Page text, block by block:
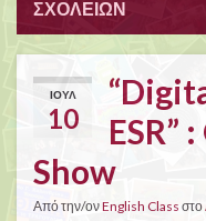
ΣΧΟΛΕΊΩΝ
ΙΟΎΛ
10
ESR”
Show
Από την/ονEnglish Class στο